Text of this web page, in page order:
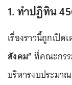
1. ทำปฏิทิน
เรื่องราวนี้ถูกเปิด
สังคม” ที่คณะกร
บริหารงบประมา